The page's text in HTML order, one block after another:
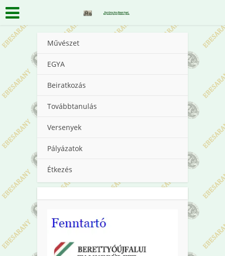
Művészet
EGYA
Beiratkozás
Továbbtanulás
Versenyek
Pályázatok
Étkezés